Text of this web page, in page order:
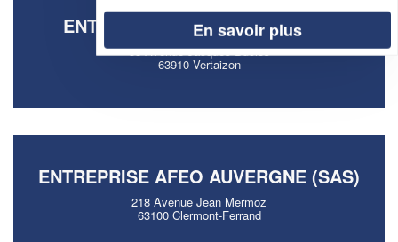
ENTREPRISE LORENT PHILIPPE
35 Avenue Jacques Duclos
63910 Vertaizon
ENTREPRISE AFEO AUVERGNE (SAS)
218 Avenue Jean Mermoz
63100 Clermont-Ferrand
En savoir plus